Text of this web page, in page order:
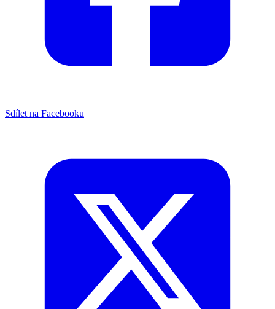
Sdílet na Facebooku